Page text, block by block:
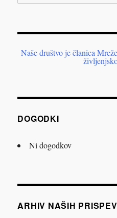
Naše društvo je članica
DOGODKI
Ni dogodkov
ARHIV NAŠIH